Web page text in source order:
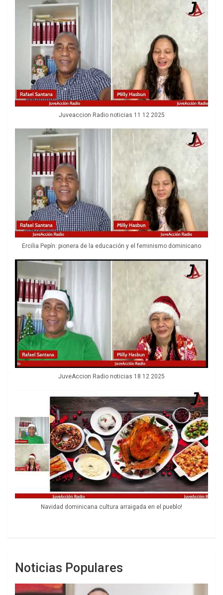
Juveaccion Radio noticias 11 12 2025
Ercilia Pepín: pionera de la educación y el feminismo dominicano
JuveAccion Radio noticias 18 12 2025
Navidad dominicana cultura arraigada en el pueblo!
Noticias Populares